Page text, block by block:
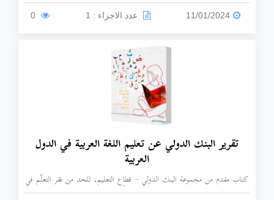
العربية.
11/01/2024 عدد الاجزاء : 1
تقرير البنك الدولي عن تعليم اللغة العربية في الدول
العربية
كتاب مقدم من مجموعة البنك الدولي – قطاع التعليم، للحد من فقر التعلُّم في
منطقة الشرق الأوسط.